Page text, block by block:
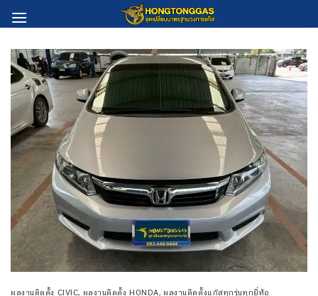
to
ผลงานติดตั้ง CIVIC, ผลงานติดตั้ง HONDA, ผลงานติดตั้งแก๊สทุกรุ่นทุกยี่ห้อ